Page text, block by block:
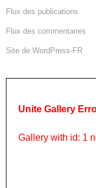
Flux des publications
Flux des commentaires
Site de WordPress-FR
Unite Gallery
Gallery with id: 1